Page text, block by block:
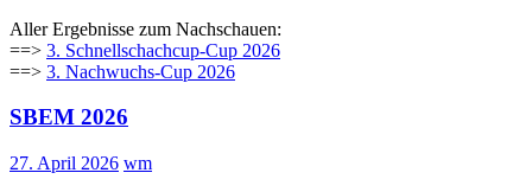
Aller Ergebnisse zum Nachschauen:
==> 3. Schnellschachcup-Cup 2026
==> 3. Nachwuchs-Cup 2026
SBEM 2026
27. April 2026 wm